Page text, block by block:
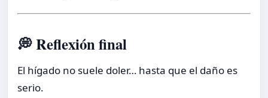
💭 Reflexión final
El hígado no suele doler… hasta que el daño es
serio.